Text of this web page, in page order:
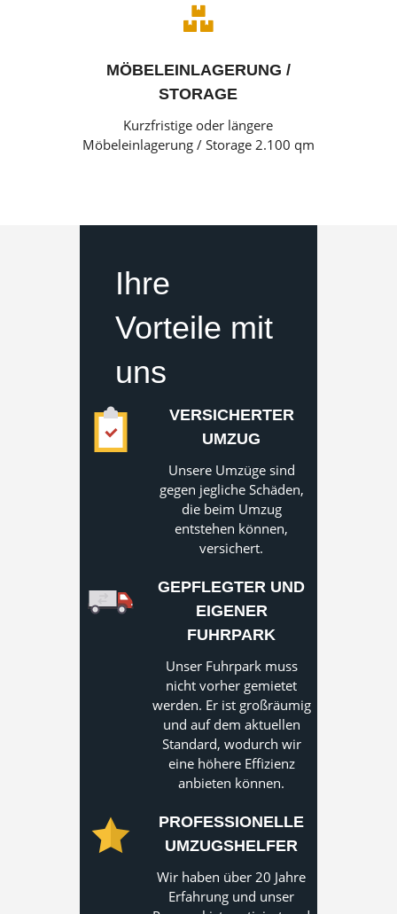

MÖBELEINLAGERUNG /
STORAGE
Kurzfristige oder längere
Möbeleinlagerung / Storage 2.100 qm
Ihre
Vorteile mit
uns
VERSICHERTER
UMZUG
Unsere Umzüge sind
gegen jegliche Schäden,
die beim Umzug
entstehen können,
versichert.
GEPFLEGTER UND
EIGENER
FUHRPARK
Unser Fuhrpark muss
nicht vorher gemietet
werden. Er ist großräumig
und auf dem aktuellen
Standard, wodurch wir
eine höhere Effizienz
anbieten können.
PROFESSIONELLE
UMZUGSHELFER
Wir haben über 20 Jahre
Erfahrung und unser